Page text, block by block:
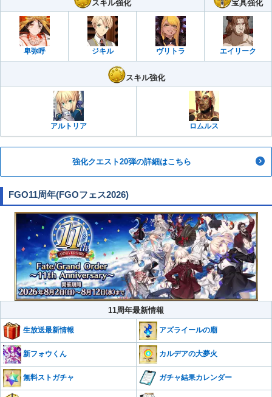
スキル強化 宝具強化
卑弥呼 ジキル ヴリトラ エイリーク
スキル強化
アルトリア ロムルス
強化クエスト20弾の詳細はこちら
FGO11周年(FGOフェス2026)
11周年最新情報
生放送最新情報 アズライールの廟
新フォウくん カルデアの大夢火
無料ストガチャ ガチャ結果カレンダー